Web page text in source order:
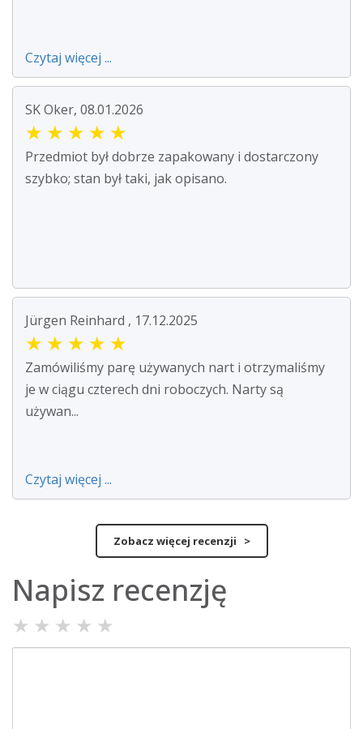
Czytaj więcej ...
SK Oker, 08.01.2026
★ ★ ★ ★ ★
Przedmiot był dobrze zapakowany i dostarczony
szybko; stan był taki, jak opisano.
Jürgen Reinhard , 17.12.2025
★ ★ ★ ★ ★
Zamówiliśmy parę używanych nart i otrzymaliśmy
je w ciągu czterech dni roboczych. Narty są
używan...
Czytaj więcej ...
Zobacz więcej recenzji >
Napisz recenzję
★ ★ ★ ★ ★